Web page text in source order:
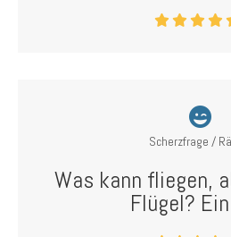
Scherzfrage /
Was kann fliegen,
Flügel?